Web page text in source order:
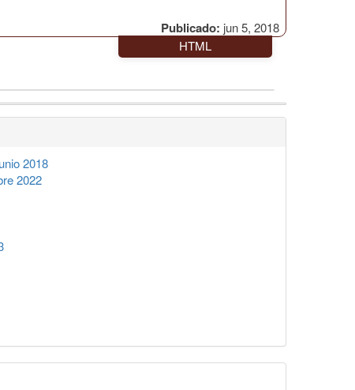
Publicado: jun 5, 2018
HTML
2018
2022